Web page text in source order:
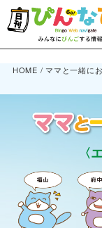
HOME / ママと一緒に
〈